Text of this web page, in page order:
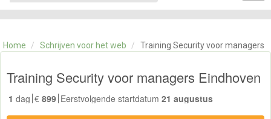
CATEGORIE
OVER ONS
SKILLS ALCHEMIST
Home / Schrijven voor het web / Training Security voor managers
Training Security voor managers Eindhoven
1 dag € 899 Eerstvolgende startdatum 21 augustus